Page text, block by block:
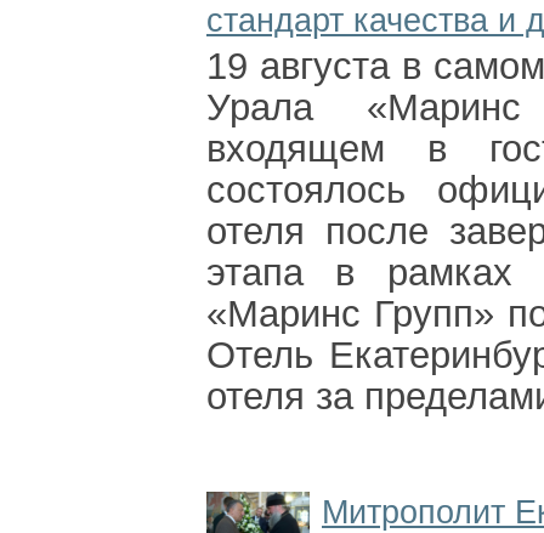
стандарт качества и
19 августа в
Урала «Маринс
входящем в
состоялось
отеля после
этапа в рамках
«Маринс Групп»
Отель
отеля за
Митрополит